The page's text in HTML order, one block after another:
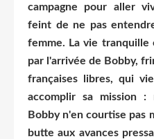
campagne pour aller
feint de ne pas
femme. La vie
par l'arrivée de Bobby,
françaises libres, qui
accomplir sa mission
Bobby n'en courtise pas
butte aux avances